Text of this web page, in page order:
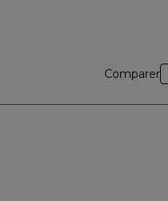
Comparer